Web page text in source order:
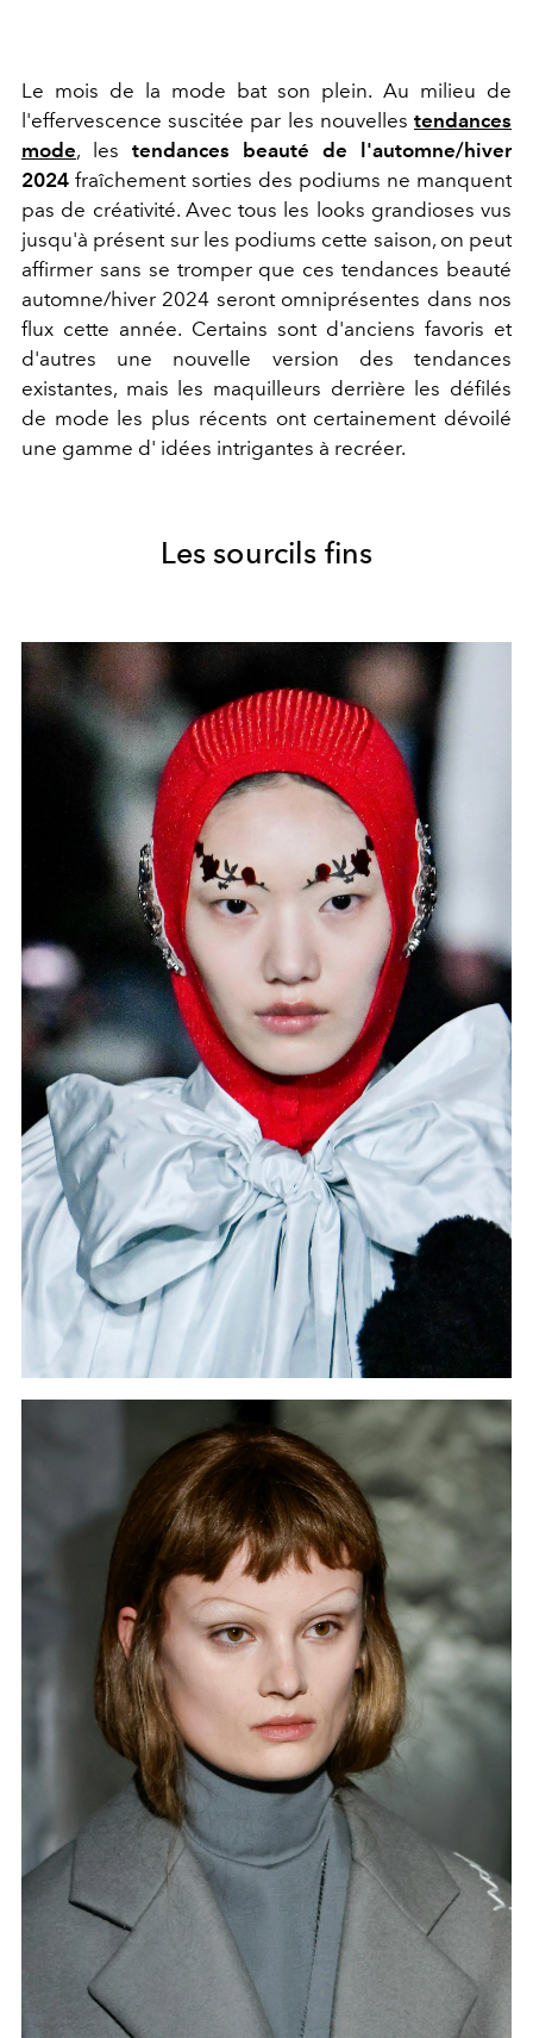
Le mois de la mode bat son plein. Au milieu de
l'effervescence suscitée par les nouvelles tendances
mode, les tendances beauté de l'automne/hiver
2024 fraîchement sorties des podiums ne manquent
pas de créativité. Avec tous les looks grandioses vus
jusqu'à présent sur les podiums cette saison, on peut
affirmer sans se tromper que ces tendances beauté
automne/hiver 2024 seront omniprésentes dans nos
flux cette année. Certains sont d'anciens favoris et
d'autres une nouvelle version des tendances
existantes, mais
les maquilleurs derrière les défilés
de mode les plus récents ont certainement dévoilé
une gamme d' idées intrigantes à recréer.
Les sourcils fins